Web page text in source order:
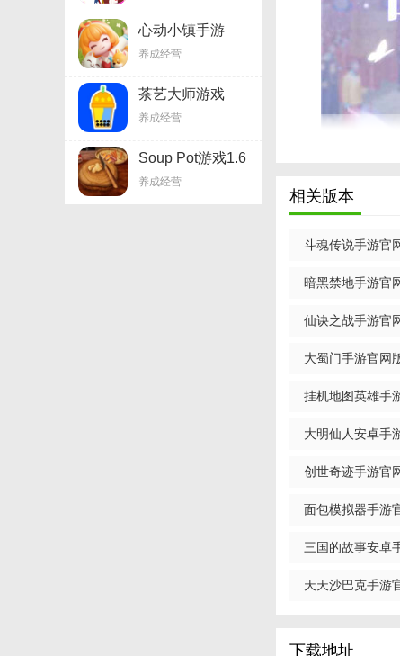
心动小镇手游
v6.11.34
养成经营
茶艺大师游戏
v1.4.1
养成经营
Soup Pot游戏1.6
养成经营
【未央一梦手
3. 华丽的战斗：
4. 跨服竞技：支
【未央一梦手
1. 仙侣情缘：独
4. 多线剧情：丰
5. 社交互动：强
【未央一梦手
1. 前期任务：完成
3. 门派选择：根据
相关版本
斗魂传说手游官
暗黑禁地手游官
卓手机版
仙诀之战手游官
大蜀门手游官网
机版挂机地图英雄手
安卓版
大明仙人安卓手
手机版
创世奇迹手游官
手机版
面包模拟器手游
三国的故事安卓
战) v1.4 手机版
天天沙巴克手游
下载地址